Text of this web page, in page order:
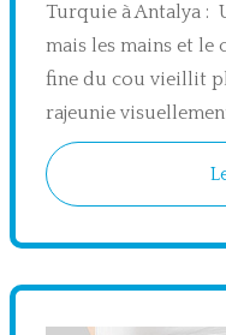
Turquie à Antalya :
mais les mains et le
fine du cou vieillit
rajeunie